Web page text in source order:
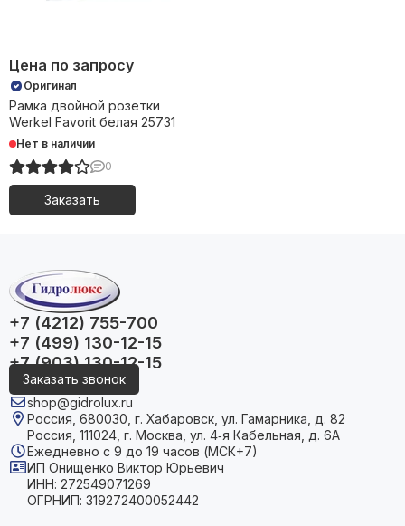
Цена по запросу
Оригинал
Рамка двойной розетки
Werkel Favorit белая 25731
Нет в наличии
0
Заказать
+7 (4212) 755-700
+7 (499) 130-12-15
+7 (903) 130-12-15
Заказать звонок
shop@gidrolux.ru
Россия, 680030, г. Хабаровск, ул. Гамарника, д. 82
Россия, 111024, г. Москва, ул. 4‑я Кабельная, д. 6А
Ежедневно с 9 до 19 часов (МСК+7)
ИП Онищенко Виктор Юрьевич
ИНН: 272549071269
ОГРНИП: 319272400052442